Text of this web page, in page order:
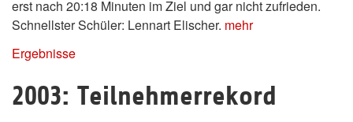
erst nach 20:18 Minuten im Ziel und gar nicht zufrieden.
Schnellster Schüler: Lennart Elischer. mehr
Ergebnisse
2003: Teilnehmerrekord